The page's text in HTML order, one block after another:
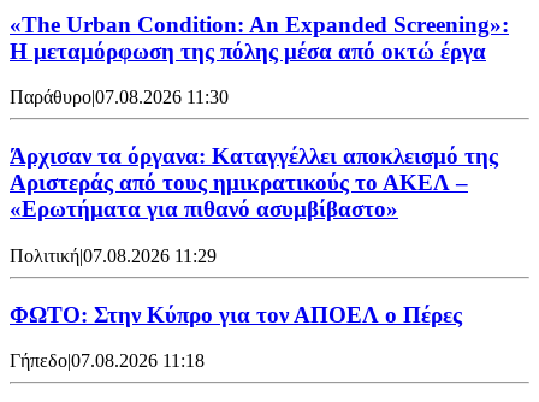
«The Urban Condition: An Expanded Screening»:
Η μεταμόρφωση της πόλης μέσα από οκτώ έργα
Παράθυρο|07.08.2026 11:30
Άρχισαν τα όργανα: Καταγγέλλει αποκλεισμό της
Αριστεράς από τους ημικρατικούς το ΑΚΕΛ –
«Ερωτήματα για πιθανό ασυμβίβαστο»
Πολιτική|07.08.2026 11:29
ΦΩΤΟ: Στην Κύπρο για τον ΑΠΟΕΛ ο Πέρες
Γήπεδο|07.08.2026 11:18